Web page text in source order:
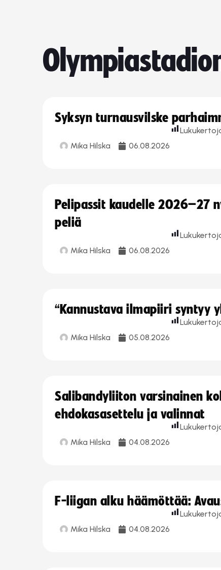
Syksyn turnausvilske
Mika Hilska 06.08.2026
Pelipassit kaudelle 2026–27
peliä
Mika Hilska 06.08.2026
“Kannustava ilmapiiri syntyy
Mika Hilska 05.08.2026
Salibandyliiton varsinainen
ehdokasasettelu ja valinnat
Mika Hilska 04.08.2026
F-liigan alku häämöttää:
Mika Hilska 04.08.2026